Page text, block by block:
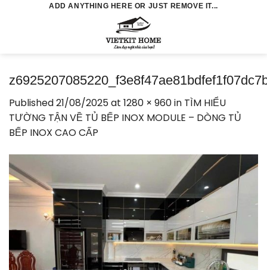
ADD ANYTHING HERE OR JUST REMOVE IT...
Published21/08/2025at 1280 × 960in TÌM HIỂU
TƯỜNG TẬN VỀ TỦ BẾP INOX MODULE – DÒNG TỦ
BẾP INOX CAO CẤP